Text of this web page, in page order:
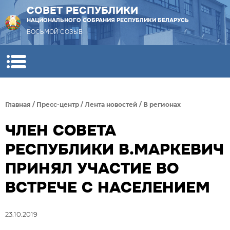
СОВЕТ РЕСПУБЛИКИ
НАЦИОНАЛЬНОГО СОБРАНИЯ РЕСПУБЛИКИ БЕЛАРУСЬ
ВОСЬМОЙ СОЗЫВ
Главная / Пресс-центр / Лента новостей / В регионах
ЧЛЕН СОВЕТА
РЕСПУБЛИКИ В.МАРКЕВИЧ
ПРИНЯЛ УЧАСТИЕ ВО
ВСТРЕЧЕ С НАСЕЛЕНИЕМ
23.10.2019